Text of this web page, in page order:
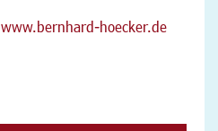
www.bernhard-hoecker.de